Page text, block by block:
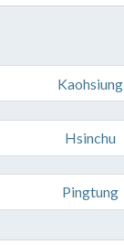
Kaohsiung
Hsinchu
Pingtung